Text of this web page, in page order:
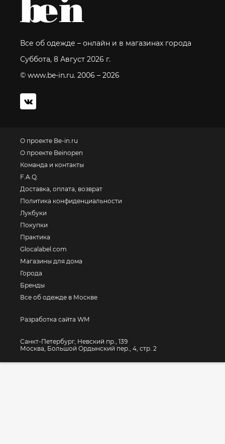
Все об одежде – онлайн и в магазинах города
Суббота, 8 Август 2026 г.
© www.be-in.ru. 2006 – 2026
О проекте Be-in.ru
О проекте Beinopen
Команда и контакты
F.A.Q.
Доставка, оплата, возврат
Политика конфиденциальности
Лукбуки
Покупки
Практика
Glocalabel.com
Магазины для дома
Города
Бренды
Все об одежде в Москве
Разработка сайта WM
Санкт-Петербург, Невский пр., 139
Москва, Большой Ордынский пер., 4, стр. 2